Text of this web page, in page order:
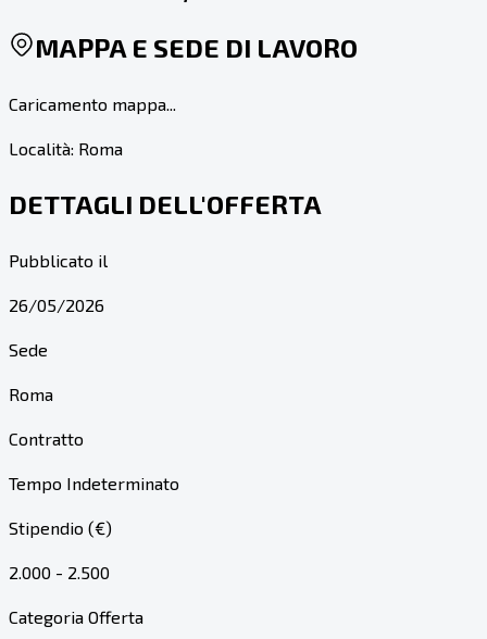
MAPPA E SEDE DI LAVORO
Caricamento mappa...
Località: Roma
DETTAGLI DELL'OFFERTA
Pubblicato il
26/05/2026
Sede
Roma
Contratto
Tempo Indeterminato
Stipendio (€)
2.000 - 2.500
Categoria Offerta